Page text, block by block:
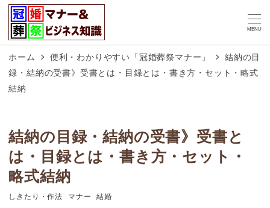
MENU
ホーム 便利・わかりやすい「冠婚葬祭マナー」
結納の目
録・結納の受書》受書とは・目録とは・書き方・セット・略式
結納
結納の目録・結納の受書》受書と
は・目録とは・書き方・セット・
略式結納
タグ
しきたり・作法
タグ
マナー
タグ
結婚